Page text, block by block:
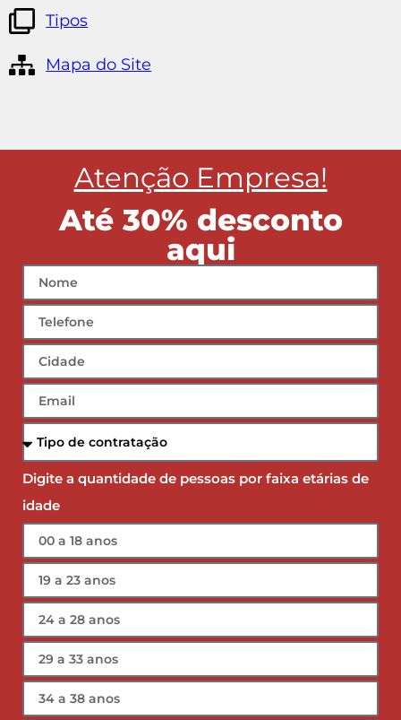
Tipos
Mapa do Site
Atenção Empresa!
Até 30% desconto
aqui
Digite a quantidade de pessoas por faixa etárias de
idade